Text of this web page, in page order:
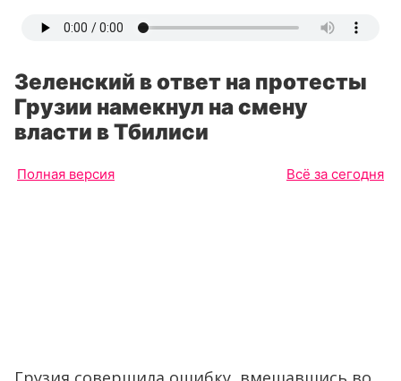
Зеленский в ответ на протесты
Грузии намекнул на смену
власти в Тбилиси
Полная версия Всё за сегодня